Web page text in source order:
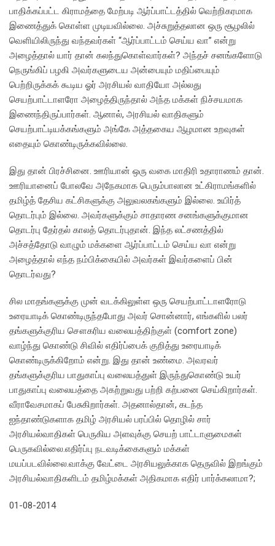
பாதிக்கப்பட்ட கிராமத்தை மேற்படி ஆர்ப்பாட்டத்தில் வெற்றிகரமாக
இணைத்துக் கொள்ள முடியவில்லை. அச்சுறுத்தலான ஒரு சூழலில்
வெளியிலிருந்து வந்தவர்கள் ‘‘ஆர்ப்பாட்டம் செய்ய வா” என்று
அழைத்தால் யார் தான் கலந்துகொள்வார்கள்? அந்தச் சனங்களோடு
நெருங்கிப் பழகி அவர்களுடைய அன்பையும் மதிப்பையும்
பெற்றிருக்கக் கூடிய ஓர் அரசியல் வாதியோ அல்லது
செயற்பாட்டாளரோ அழைத்திருந்தால் அந்த மக்கள் நிச்சயமாக
இணைந்திருப்பார்கள். ஆனால், அரசியல் வாதிகளும்
செயற்பாட்டியக்கங்களும் அங்கே அத்தகைய ஆழமான உறவுகள்
எதையும் கொண்டிருக்கவில்லை.
இது தான் பிரச்சினை. ஊரியான் ஒரு வகை மாதிரி உதாராணம் தான்.
ஊரியானைப் போலவே அநேகமாக பெரும்பாலான உட்கிராமங்களில்
தமிழ்த் தேசிய கட்சிகளுக்கு அலுவலகங்களும் இல்லை. உயிர்த்
தொடர்பும் இல்லை. அவர்களுக்கும் சாதாரண சனங்களுக்குமான
தொடர்பு தேர்தல் காலத் தொடர்புதான். இந்த லட்சணத்தில்
அச்சத்தோடு வாழும் மக்களை ஆர்ப்பாட்டம் செய்ய வா என்று
அழைத்தால் எந்த நம்பிக்கையில் அவர்கள் இவர்களைப் பின்
தொடர்வது?
சில மாதங்களுக்கு முன் வடக்கிலுள்ள ஒரு செயற்பாட்டாளரோடு
உரையாடிக் கொண்டிருந்தபோது அவர் சொன்னார், எங்களில் பலர்
தங்களுக்குரிய சௌகரிய வலையத்திற்குள் (comfort zone)
வாழ்ந்து கொண்டு சிவில் எதிர்ப்பைக் குறித்து உரையாடிக்
கொண்டிருக்கிறோம் என்று. இது தான் உண்மை. அவரவர்
தங்களுக்குரிய பாதுகாப்பு வலையத்துள் இருந்துகொண்டு உயர்
பாதுகாப்பு வலையத்தை அகற்றுவது பற்றி கற்பனை செய்கிறார்கள்.
வீராவேசமாகப் பேசுகிறார்கள். அதனால்தான், கடந்த
ஐந்தாண்டுகளாக தமிழ் அரசியல் பரப்பில் தொழில் சார்
அரசியல்வாதிகள் பெருகிய அளவுக்கு செயற் பாட்டாளுமைகள்
பெருகவில்லை.எதிர்ப்பு நடவடிக்கைகளும் மக்கள்
மயப்படவில்லை.வாக்கு வேட்டை அரசியலுக்காக தெருவில் இறங்கும்
அரசியல்வாதிகளிடம் தமிழ்மக்கள் அதிகமாக எதிர் பார்க்கலாமா?;
01-08-2014